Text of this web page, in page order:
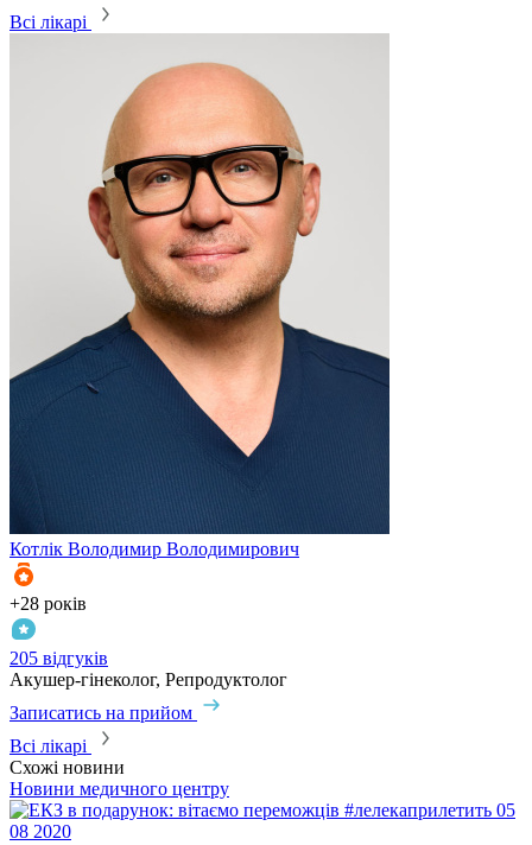
Всі лікарі
Котлік Володимир Володимирович
+28 років
205 відгуків
Акушер-гінеколог, Репродуктолог
Записатись на прийом
Всі лікарі
Схожі новини
Новини медичного центру